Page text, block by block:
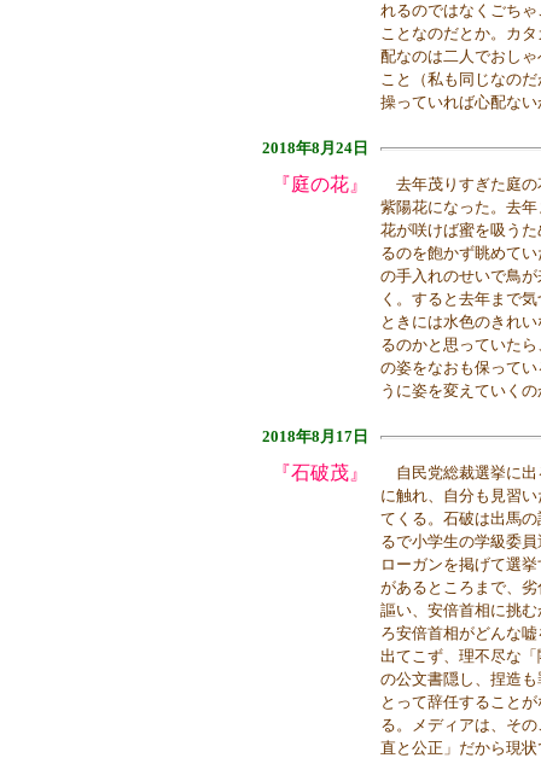
れるのではなくごち
ことなのだとか。カ
配なのは二人でおし
こと（私も同じなの
操っていれば心配な
2018年8月24日
『庭の花』
去年茂りすぎた庭の
紫陽花になった。去
花が咲けば蜜を吸う
るのを飽かず眺めて
の手入れのせいで鳥
く。すると去年まで
ときには水色のきれ
るのかと思っていた
の姿をなおも保って
うに姿を変えていく
2018年8月17日
『石破茂』
自民党総裁選挙に出
に触れ、自分も見習
てくる。石破は出馬
るで小学生の学級委
ローガンを掲げて選
があるところまで、
謳い、安倍首相に挑
ろ安倍首相がどんな
出てこず、理不尽な
の公文書隠し、捏造
とって辞任すること
る。メディアは、そ
直と公正」だから現